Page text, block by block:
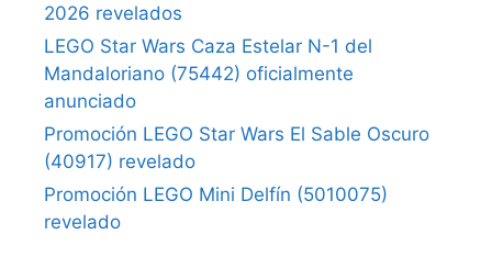
2026 revelados
LEGO Star Wars Caza Estelar N-1 del
Mandaloriano (75442) oficialmente
anunciado
Promoción LEGO Star Wars El Sable Oscuro
(40917) revelado
Promoción LEGO Mini Delfín (5010075)
revelado